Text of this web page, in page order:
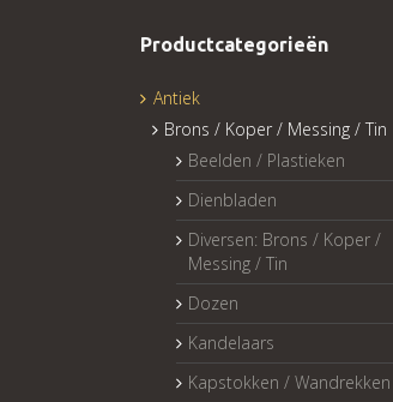
Productcategorieën
Antiek
Brons / Koper / Messing / Tin
Beelden / Plastieken
Dienbladen
Diversen: Brons / Koper /
Messing / Tin
Dozen
Kandelaars
Kapstokken / Wandrekken